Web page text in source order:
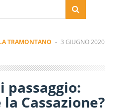
TRAMONTANO - 3 GIUGNO 2020
passaggio:
Cassazione?